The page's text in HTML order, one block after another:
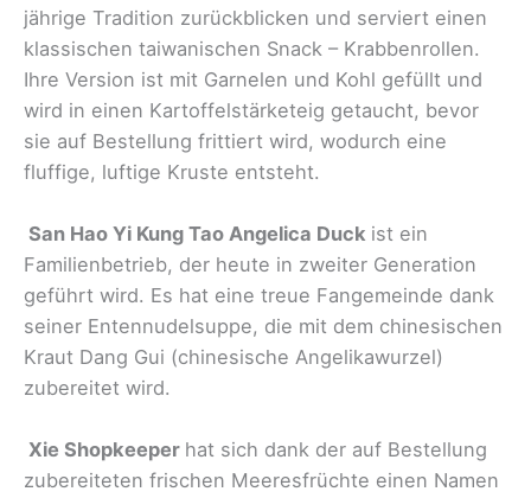
jährige Tradition zurückblicken und serviert einen
klassischen taiwanischen Snack – Krabbenrollen.
Ihre Version ist mit Garnelen und Kohl gefüllt und
wird in einen Kartoffelstärketeig getaucht, bevor
sie auf Bestellung frittiert wird, wodurch eine
fluffige, luftige Kruste entsteht.
San Hao Yi Kung Tao Angelica Duck ist ein
Familienbetrieb, der heute in zweiter Generation
geführt wird. Es hat eine treue Fangemeinde dank
seiner Entennudelsuppe, die mit dem chinesischen
Kraut Dang Gui (chinesische Angelikawurzel)
zubereitet wird.
Xie Shopkeeper hat sich dank der auf Bestellung
zubereiteten frischen Meeresfrüchte einen Namen